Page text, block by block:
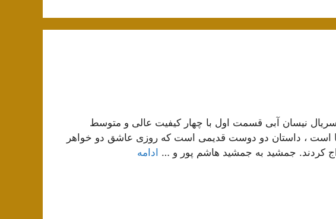
نیسان آبی قسمت اول با چهار کیفیت عالی و متوسط
است ، داستان دو دوست قدیمی است که روزی عاشق دو خواهر
کردند. جمشید به جمشید هاشم پور و … ادامه